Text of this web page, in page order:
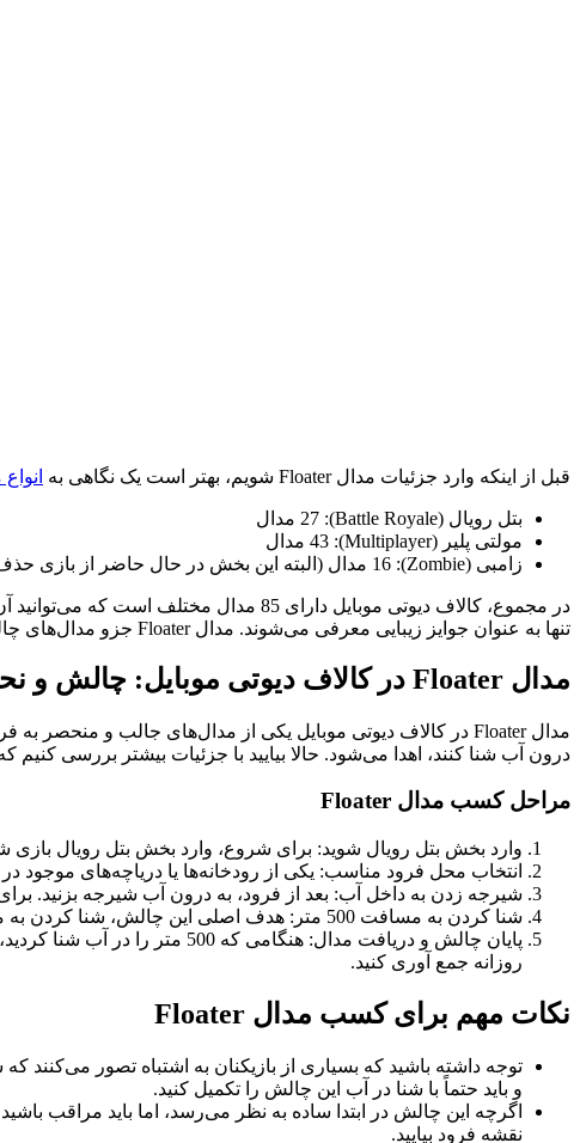
قبل از اینکه وارد جزئیات مدال Floater شویم، بهتر است یک نگاهی به
بتل رویال (Battle Royale): 27 مدال
مولتی‌ پلیر (Multiplayer): 43 مدال
زامبی (Zombie): 16 مدال (البته این بخش در حال حاضر از بازی حذف شده است)
در مجموع، کالاف دیوتی موبایل دارای
تنها به‌ عنوان جوایز زیبایی معرفی می‌شوند. مدال Floater جزو مدال‌های چالشی است که در بخش
مدال Floater در کالاف دیوتی موبایل: چالش و نحوه کسب آن
درون آب شنا کنند، اهدا می‌شود. حالا بیایید با جزئیات بیشتر بررسی کنیم
مراحل کسب مدال Floater
وارد بخش بتل رویال شوید: برای شروع، وارد بخش بتل رویال بازی
انتخاب محل فرود مناسب: یکی از رودخانه‌ها یا دریاچه‌های
شیرجه زدن به داخل آب: بعد از فرود، به درون آب شیرجه بزنید.
شنا کردن به مسافت 500 متر: هدف اصلی این چالش، شنا کردن به مسافت 500 متر در آب است. باید یک نقطه خاص در آب را انتخاب کرده و به سمت آن شنا کنید.
روزانه جمع‌ آوری کنید.
نکات مهم برای کسب مدال Floater
و باید حتماً با شنا در آب این چالش را تکمیل کنید.
اگرچه این چالش در ابتدا ساده به نظر می‌رسد، اما باید مراقب
نقشه فرود بیایید.